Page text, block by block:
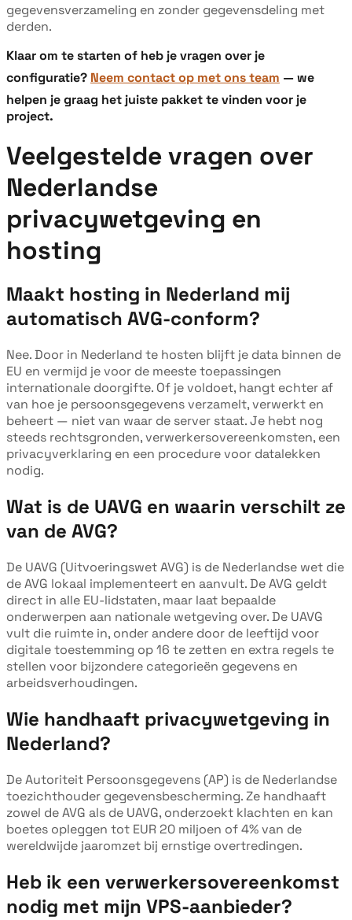
gegevensverzameling en zonder gegevensdeling met
derden.
Klaar om te starten of heb je vragen over je
configuratie? Neem contact op met ons team — we
helpen je graag het juiste pakket te vinden voor je
project.
Veelgestelde vragen over
Nederlandse
privacywetgeving en
hosting
Maakt hosting in Nederland mij
automatisch AVG-conform?
Nee. Door in Nederland te hosten blijft je data binnen de
EU en vermijd je voor de meeste toepassingen
internationale doorgifte. Of je voldoet, hangt echter af
van hoe je persoonsgegevens verzamelt, verwerkt en
beheert — niet van waar de server staat. Je hebt nog
steeds rechtsgronden, verwerkersovereenkomsten, een
privacyverklaring en een procedure voor datalekken
nodig.
Wat is de UAVG en waarin verschilt ze
van de AVG?
De UAVG (Uitvoeringswet AVG) is de Nederlandse wet die
de AVG lokaal implementeert en aanvult. De AVG geldt
direct in alle EU-lidstaten, maar laat bepaalde
onderwerpen aan nationale wetgeving over. De UAVG
vult die ruimte in, onder andere door de leeftijd voor
digitale toestemming op 16 te zetten en extra regels te
stellen voor bijzondere categorieën gegevens en
arbeidsverhoudingen.
Wie handhaaft privacywetgeving in
Nederland?
De Autoriteit Persoonsgegevens (AP) is de Nederlandse
toezichthouder gegevensbescherming. Ze handhaaft
zowel de AVG als de UAVG, onderzoekt klachten en kan
boetes opleggen tot EUR 20 miljoen of 4% van de
wereldwijde jaaromzet bij ernstige overtredingen.
Heb ik een verwerkersovereenkomst
nodig met mijn VPS-aanbieder?